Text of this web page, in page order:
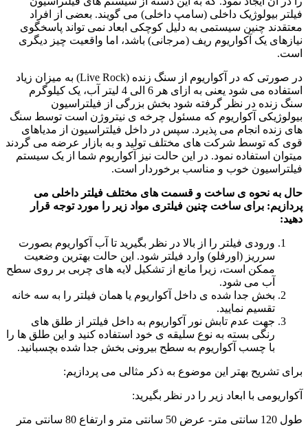
فیلتر بیولوژیک داخلی (سامپ داخلی) می گویند. بعضی از افراد
معتقدند چنین سیستمی به دلیل کوچکی ابعاد نمی تواند پاسخگوی
نیازهای یک آکواریوم ریف (مرجانی) باشد، اما واقعیت چیز دیگری
است.
در صورتی که در آکواریوم از سنگ زنده (Live Rock) به میزان زیاد
استفاده می شود یعنی به ازای هر 6 الی 4 لیتر آب، یک کیلوگرم
سنگ زنده در نظر گرفته شود بخش بزرگی از فیلتراسیون
بیولوژیکی آکواریوم که مسئول چرخه ی نیتروژن است توسط سنگ
های زنده انجام می پذیرد. سپس در داخل فیلتراسیون از مدیاهای
قوی که توسط شرکت های مختلف تولید و به بازار عرضه می گردند
میتوان استفاده نمود. در این حالت نیز آکواریوم شما از یک سیستم
فیلتراسیون خوب و مناسب برخوردار است.
حال به نحوه ی ساخت و قسمت های مختلف فیلتر داخلی می
پردازیم: برای ساخت چنین فیلتری مواد زیر را مورد توجه قرار
دهید:
ورودی فیلتر را از بالا در نظر بگیرید تا آب آکواریوم بصورت
سرریز (اورفلو) وارد فیلتر شود. این حالت بهترین وضعیت
ممکن است، زیرا مانع از تشکیل لایه های چربی بر روی سطح
آب می شود.
بخش جدا شده ی داخل آکواریوم یا همان فیلتر را به سه خانه
تقسیم نمایید.
جهت عدم تابش نور آکواریوم به داخل فیلتر از طلق های
رنگی بسته به نوع سلیقه ی خود استفاده کنید و این طلق ها را
با چسب آکواریوم به سطح بیرونی بخش جدا شده بچسبانید.
برای تشریح بهتر این موضوع به ذکر مثالی می پردازیم:
آکواریومی با ابعاد زیر را در نظر بگیرید:
طول 120 سانتی متر- عرض 50 سانتی متر و ارتفاع 80 سانتی متر